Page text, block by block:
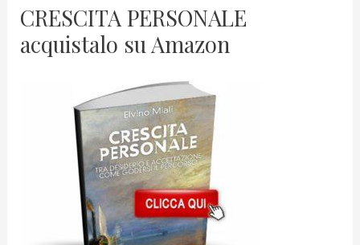
CRESCITA PERSONALE
acquistalo su Amazon